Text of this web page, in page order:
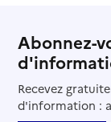
Abonnez-
Recevez
d'information :